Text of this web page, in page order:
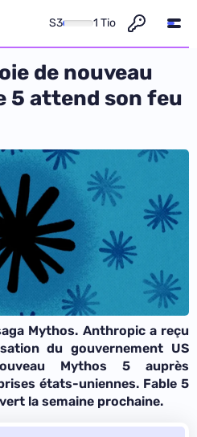
S3 1 Tio
de nouveau
5 attend son feu
Mythos. Anthropic a reçu
du gouvernement US
Mythos 5 auprès
états-uniennes. Fable 5
la semaine prochaine.